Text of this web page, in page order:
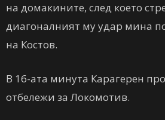
на домакините, след което
диагоналният му удар мина
на Костов.
В 16-ата минута Карагерен
отбележи за Локомотив.